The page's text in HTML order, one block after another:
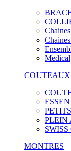
Chaines
Medical
PLEIN
MONTRES